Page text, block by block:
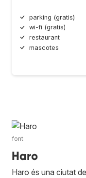
parking (gratis)
wi-fi (gratis)
restaurant
mascotes
font
Haro
Haro és una ciutat